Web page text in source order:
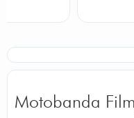
Motobanda